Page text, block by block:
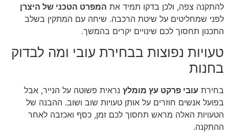
להתקנה צפה, ולכן בדקו תמיד את המפרט הטכני של היצרן
לפני שמחליטים על שיטת הרכבה. שיחה עם המתקין בשלב
התכנון תחסוך לכם שינויים יקרים בהמשך.
טעויות נפוצות בבחירת עובי ומה לבדוק
בחנות
בחירת עובי פרקט עץ מומלץנראית פשוטה על הנייר, אבל
בפועל אנשים חוזרים על אותן טעויות שוב ושוב. ההבנה של
הטעויות האלה מראש תחסוך לכם זמן, כסף ואכזבה לאחר
ההתקנה.